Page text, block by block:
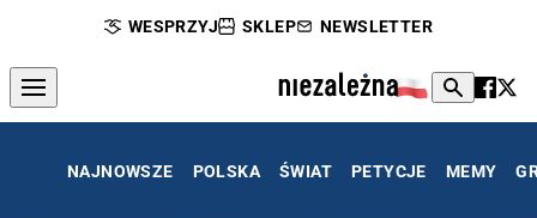
WESPRZYJ SKLEP NEWSLETTER
NAJNOWSZE POLSKA ŚWIAT PETYCJE MEMY